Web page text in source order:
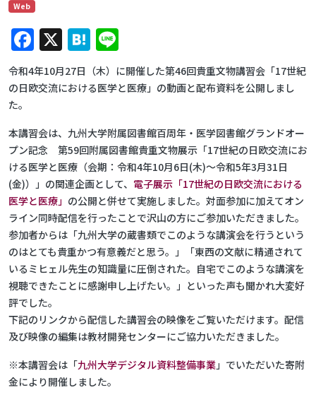
Web
Facebook
X Hatena
令和4年10月27日（木）に開催した第46回貴重文物講習会「17世紀
の日欧交流における医学と医療」の動画と配布資料を公開しまし
た。
本講習会は、九州大学附属図書館百周年・医学図書館グランドオー
プン記念 第59回附属図書館貴重文物展示「17世紀の日欧交流にお
ける医学と医療（会期：令和4年10月6日(木)～令和5年3月31日
(金)）」の関連企画として、 電子展示「17世紀の日欧交流における
医学と医療」 の公開と併せて実施しました。対面参加に加えてオン
ライン同時配信を行ったことで沢山の方にご参加いただきました。
参加者からは「九州大学の蔵書類でこのような講演会を行うという
のはとても貴重かつ有意義だと思う。」「東西の文献に精通されて
いるミヒェル先生の知識量に圧倒された。自宅でこのような講演を
視聴できたことに感謝申し上げたい。」といった声も聞かれ大変好
評でした。
下記のリンクから配信した講習会の映像をご覧いただけます。配信
及び映像の編集は教材開発センターにご協力いただきました。
※本講習会は「九州大学デジタル資料整備事業」でいただいた寄附
金により開催しました。